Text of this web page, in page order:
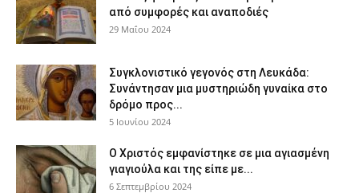
από συμφορές και αναποδιές
29 Μαΐου 2024
Συγκλονιστικό γεγονός στη Λευκάδα:
Συνάντησαν μια μυστηριώδη γυναίκα στο
δρόμο προς...
5 Ιουνίου 2024
Ο Χριστός εμφανίστηκε σε μια αγιασμένη
γιαγιούλα και της είπε με...
6 Σεπτεμβρίου 2024